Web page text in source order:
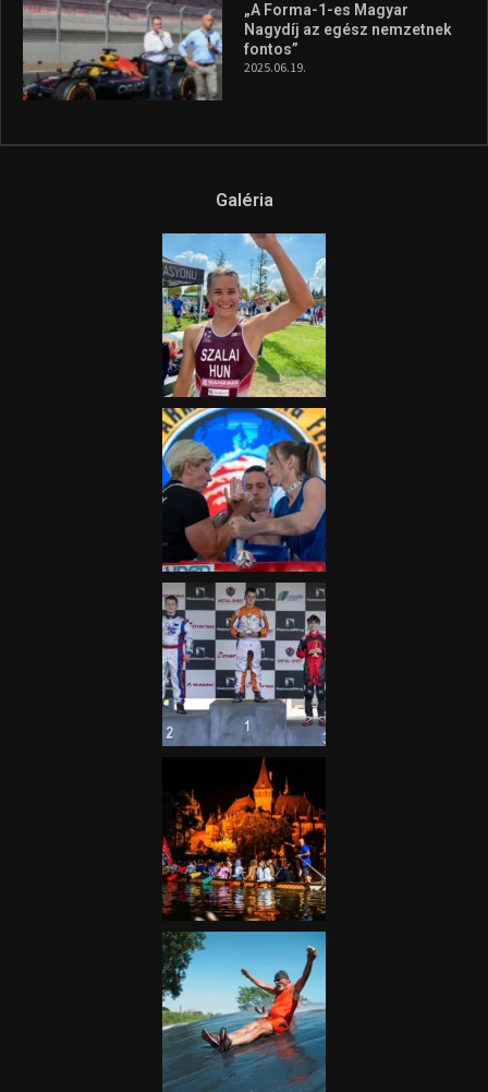
„A Forma-1-es Magyar
Nagydíj az egész nemzetnek
fontos”
2025.06.19.
Galéria